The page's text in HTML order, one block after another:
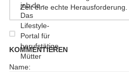
Zeit eine echte Herausforderung.
KOMMENTIEREN
Name: